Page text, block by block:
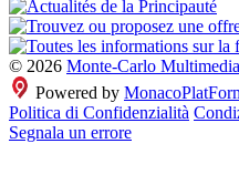
© 2026 Monte-Carlo Multimedia
Powered by
Politica di Confidenzialità
Segnala un errore